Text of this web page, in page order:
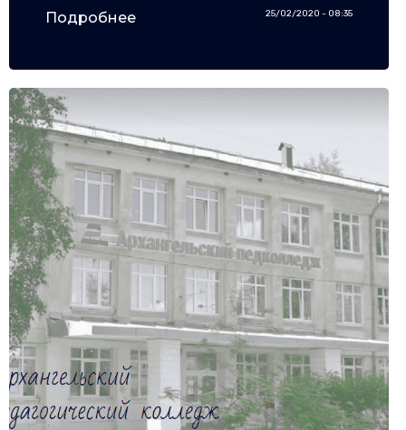
Подробнее 25/02/2020 - 08:35